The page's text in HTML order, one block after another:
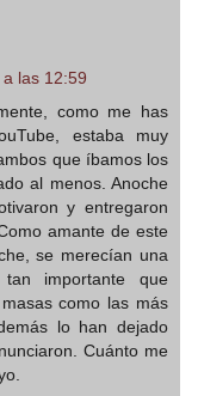
las 12:59
como me has
estaba muy
que íbamos los
al menos. Anoche
y entregaron
amante de este
se merecían una
importante que
como las más
lo han dejado
Cuánto me